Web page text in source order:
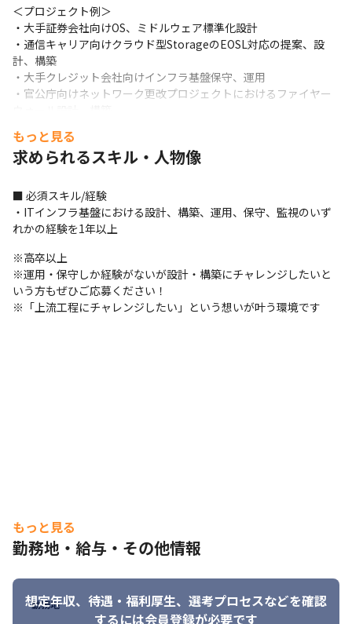
＜プロジェクト例＞
・大手証券会社向けOS、ミドルウェア標準化設計
・通信キャリア向けクラウド型StorageのEOSL対応の提案、設
計、構築
・大手クレジット会社向けインフラ基盤保守、運用
・官公庁向けネットワーク更改プロジェクトにおけるファイヤー
ク設計、構築
・通信キャリアにてIPv6向けコアスイッチ更改
※AWS、Azure、OCIなどのクラウドやAnsible、 Pythonを駆使
した自動化、Dockerなどのコンテナなど最新技術が身につくプロ
ジェクトが豊富。
■ この仕事の面白み、魅力
・経験、スキル、希望やキャリアプランなどを考慮してアサイン
するプロジェクトを決定します
＜大規模システム中心＞
もっと見る
求められるスキル・人物像
■ 必須スキル/経験
・ITインフラ基盤における設計、構築、運用、保守、監視のいず
れかの経験を1年以上
※高卒以上
※運用・保守しか経験がないが設計・構築にチャレンジしたいと
いう方もぜひご応募ください！
※「上流工程にチャレンジしたい」という想いが叶う環境です
もっと見る
勤務地・給与・その他情報
想定年収、待遇・福利厚生、 選考プロセスなどを確認
するには会員登録が必要です
勤務地